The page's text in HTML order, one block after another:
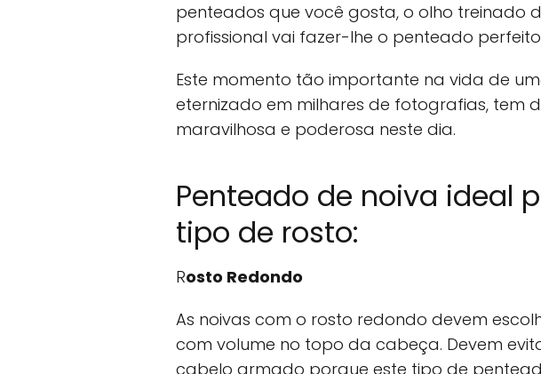
penteados que você gosta, o olho treinado
profissional vai fazer-lhe o penteado
Este momento tão importante na vida de
eternizado em milhares de fotografias, tem
maravilhosa e poderosa neste dia.
Penteado de noiva ideal
tipo de rosto:
Rosto Redondo
As noivas com o rosto redondo devem
com volume no topo da cabeça. Devem
cabelo armado porque este tipo de